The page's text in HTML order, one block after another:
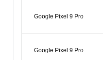
Google Pixel 9 Pro
Google Pixel 9 Pro